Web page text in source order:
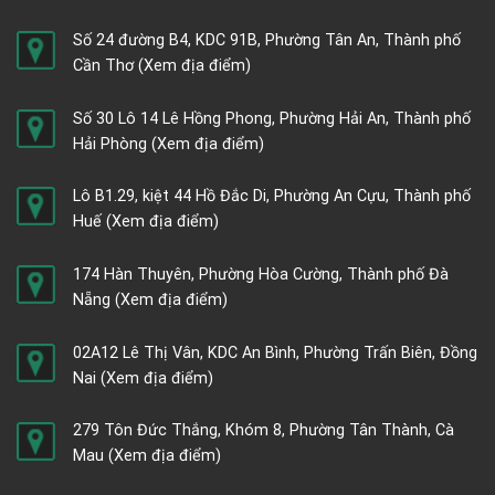
Số 24 đường B4, KDC 91B, Phường Tân An, Thành phố
Cần Thơ(Xem địa điểm)
Số 30 Lô 14 Lê Hồng Phong, Phường Hải An, Thành phố
Hải Phòng (Xem địa điểm)
Lô B1.29, kiệt 44 Hồ Đắc Di, Phường An Cựu, Thành phố
Huế (Xem địa điểm)
174 Hàn Thuyên, Phường Hòa Cường, Thành phố Đà
Nẵng (Xem địa điểm)
02A12 Lê Thị Vân, KDC An Bình, Phường Trấn Biên, Đồng
Nai (Xem địa điểm)
279 Tôn Đức Thắng, Khóm 8, Phường Tân Thành, Cà
Mau (Xem địa điểm)